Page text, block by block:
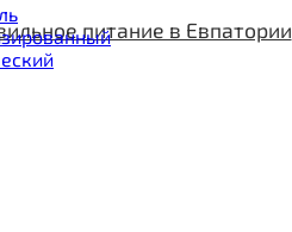
питание в Евпатории